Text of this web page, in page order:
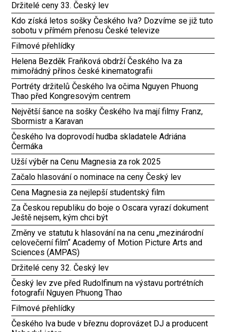
Držitelé ceny 33. Český lev
Kdo získá letos sošky Českého lva? Dozvíme se již tuto
sobotu v přímém přenosu České televize
Filmové přehlídky
Helena Bezděk Fraňková obdrží Českého lva za
mimořádný přínos české kinematografii
Portréty držitelů Českého lva očima Nguyen Phuong
Thao před Kongresovým centrem
Největší šance na sošky Českého lva mají filmy Franz,
Sbormistr a Karavan
Českého lva doprovodí hudba skladatele Adriána
Čermáka
Užší výběr na Cenu Magnesia za rok 2025
Začalo hlasování o nominace na ceny Český lev
Cena Magnesia za nejlepší studentský film
Za Českou republiku do boje o Oscara vyrazí dokument
Ještě nejsem, kým chci být
Změny ve statutu k hlasování na na cenu „mezinárodní
celovečerní film“ Academy of Motion Picture Arts and
Sciences (AMPAS)
Držitelé ceny 32. Český lev
Český lev zve před Rudolfinum na výstavu portrétních
fotografií Nguyen Phuong Thao
Filmové přehlídky
Českého lva bude v březnu doprovázet DJ a producent